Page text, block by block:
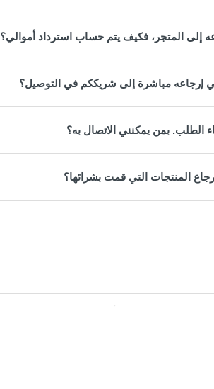
المتجر، فكيف يتم حساب استرداد أموالي؟
إرجاعه مباشرة إلى شريككم في التوصيل؟
الطلب. بمن يمكنني الاتصال به؟
المنتجات التي قمت بشرائها؟